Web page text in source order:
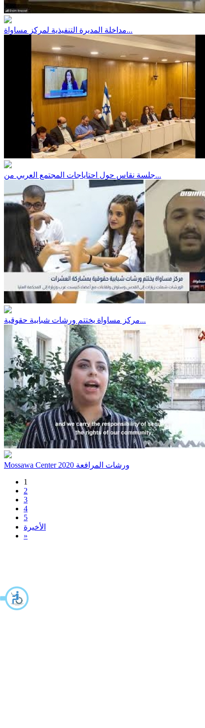
مداخلة المديرة التنفيذية لمركز مساواة...
جلسة نقاس حول احتاياجات المجتمع العربي من...
مركز مساواة يختتم ورشات شبابية حقوقية...
Mossawa Center ورشات المرافعة 2020
1
2
3
4
5
الأخيرة
»